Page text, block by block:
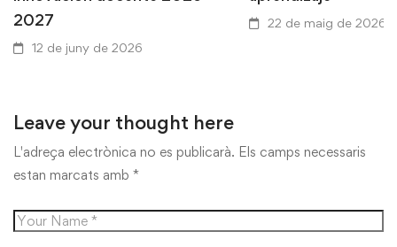
2027
12 de juny de 2026
22 de maig de 2026
Leave your thought here
L'adreça electrònica no es publicarà. Els camps necessaris
estan marcats amb *